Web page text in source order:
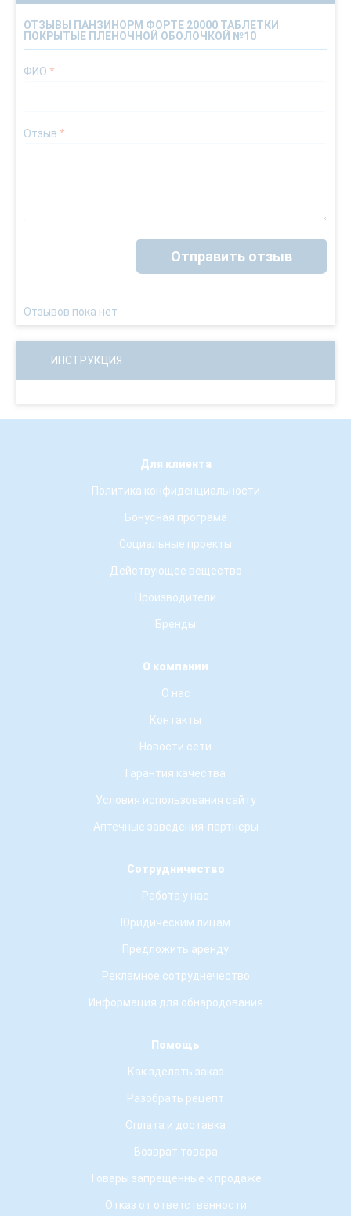
ОТЗЫВЫ ПАНЗИНОРМ ФОРТЕ 20000 ТАБЛЕТКИ
ПОКРЫТЫЕ ПЛЕНОЧНОЙ ОБОЛОЧКОЙ №10
ФИО *
Отзыв *
Отправить отзыв
Отзывов пока нет
ИНСТРУКЦИЯ
Для клиента
Политика конфиденциальности
Бонусная програма
Социальные проекты
Действующее вещество
Производители
Бренды
О компании
О нас
Контакты
Новости сети
Гарантия качества
Условия использования сайту
Аптечные заведения-партнеры
Сотрудничество
Работа у нас
Юридическим лицам
Предложить аренду
Рекламное сотруднечество
Информация для обнародования
Помощь
Как зделать заказ
Разобрать рецепт
Оплата и доставка
Возврат товара
Товары запрещенные к продаже
Отказ от ответственности